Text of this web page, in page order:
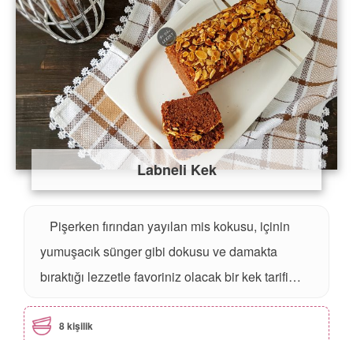
Labneli Kek
Pişerken fırından yayılan mis kokusu, içinin
yumuşacık sünger gibi dokusu ve damakta
bıraktığı lezzetle favoriniz olacak bir kek tarifi…
8 kişilik